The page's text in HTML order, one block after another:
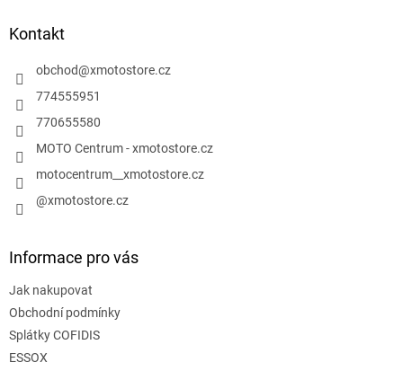
Kontakt
obchod@xmotostore.cz
774555951
770655580
MOTO Centrum - xmotostore.cz
motocentrum__xmotostore.cz
@xmotostore.cz
Informace pro vás
Jak nakupovat
Obchodní podmínky
Splátky COFIDIS
ESSOX